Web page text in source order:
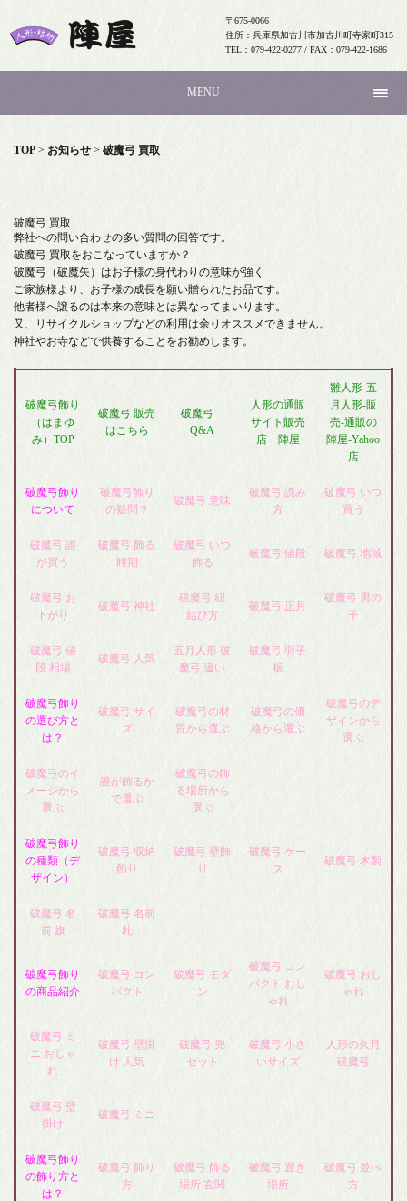
〒675-0066
住所：兵庫県加古川市加古川町寺家町315
TEL：079-422-0277 / FAX：079-422-1686
MENU
TOP > お知らせ > 破魔弓 買取
破魔弓 買取
弊社への問い合わせの多い質問の回答です。
破魔弓 買取をおこなっていますか？
破魔弓（破魔矢）はお子様の身代わりの意味が強く
ご家族様より、お子様の成長を願い贈られたお品です。
他者様へ譲るのは本来の意味とは異なってまいります。
又、リサイクルショップなどの利用は余りオススメできません。
神社やお寺などで供養することをお勧めします。
破魔弓飾り
（はまゆ
み）TOP
破魔弓 販売
はこちら
破魔弓
Q&A
人形の通販
サイト販売
店 陣屋
雛人形-五
月人形-販
売-通販の
陣屋-Yahoo
店
破魔弓飾り
について
破魔弓飾り
の疑問？
破魔弓 意味
破魔弓 読み
方
破魔弓 いつ
買う
破魔弓 誰
が買う
破魔弓 飾る
時期
破魔弓 いつ
飾る
破魔弓 値段 破魔弓 地域
破魔弓 お
下がり
破魔弓 神社
破魔弓 紐
結び方
破魔弓 正月
破魔弓 男の
子
破魔弓 値
段 相場
破魔弓 人気
五月人形 破
魔弓 違い
破魔弓 羽子
板
破魔弓飾り
の選び方と
は？
破魔弓 サイ
ズ
破魔弓の材
質から選ぶ
破魔弓の価
格から選ぶ
破魔弓のデ
ザインから
選ぶ
破魔弓のイ
メージから
選ぶ
誰が飾るか
で選ぶ
破魔弓の飾
る場所から
選ぶ
破魔弓飾り
の種類（デ
ザイン）
破魔弓 収納
飾り
破魔弓 壁飾
り
破魔弓 ケー
ス
破魔弓 木製
破魔弓 名
前 旗
破魔弓 名前
札
破魔弓飾り
の商品紹介
破魔弓 コン
パクト
破魔弓 モダ
ン
破魔弓 コン
パクト おし
ゃれ
破魔弓 おし
ゃれ
破魔弓 ミ
ニ おしゃ
れ
破魔弓 壁掛
け 人気
破魔弓 兜
セット
破魔弓 小さ
いサイズ
人形の久月
破魔弓
破魔弓 壁
掛け
破魔弓 ミニ
破魔弓飾り
の飾り方と
は？
破魔弓 飾り
方
破魔弓 飾る
場所 玄関
破魔弓 置き
場所
破魔弓 並べ
方